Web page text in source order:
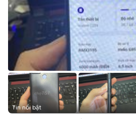
Tin nổi bật